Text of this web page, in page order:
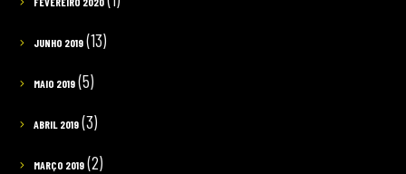
JUNHO 2019(13)
MAIO 2019(5)
ABRIL 2019(3)
MARÇO 2019(2)